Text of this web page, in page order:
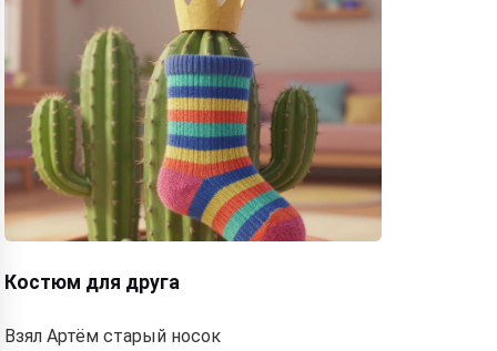
Костюм для друга
Взял Артём старый носок